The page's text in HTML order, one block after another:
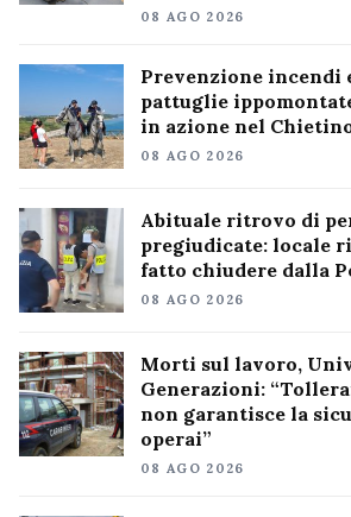
08 AGO 2026
Prevenzione incendi
pattuglie
in azione nel
08 AGO 2026
Abituale ritrovo di
pregiudicate: locale
fatto chiudere dalla
08 AGO 2026
Morti sul lavoro,
Generazioni:
non garantisce la
operai”
08 AGO 2026